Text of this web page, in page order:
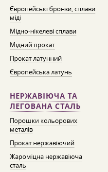
Європейські бронзи, сплави
міді
Мідно-нікелеві сплави
Мідний прокат
Прокат латунний
Європейська латунь
НЕРЖАВІЮЧА ТА
ЛЕГОВАНА СТАЛЬ
Порошки кольорових
металів
Прокат нержавіючий
Жароміцна нержавіюча
сталь